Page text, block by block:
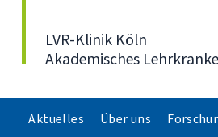
LVR-Klinik Köln
Akademisches
Aktuelles Über uns